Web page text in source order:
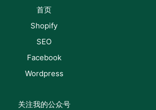
首页
Shopify
SEO
Facebook
Wordpress
关注我的公众号